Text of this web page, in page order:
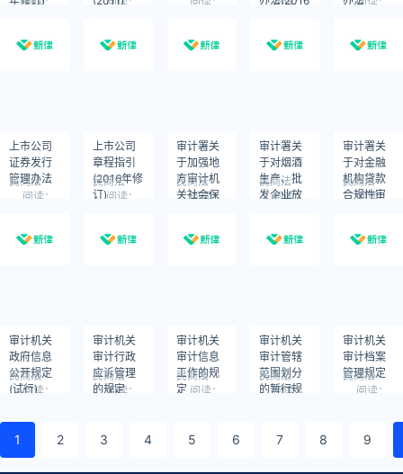
上市公司
证券发行
管理办法
民商法
阅读：
上市公司
章程指引
(2016年修
订)
民商法
阅读：
审计署关
于加强地
方审计机
关社会保
作的意见
民商法
阅读：
审计署关
于对烟酒
生产、批
发企业放
定期审计
民商法
阅读：
审计署关
于对金融
机构贷款
合规性审
民商法
阅读：
审计机关
政府信息
公开规定
(试行)
民商法
阅读：
审计机关
审计行政
应诉管理
的规定
民商法
阅读：
审计机关
审计信息
工作的规
定
民商法
阅读：
审计机关
审计管辖
范围划分
的暂行规
民商法
阅读：
审计机关
审计档案
管理规定
民商法
阅读：
1 2 3 4 5 6 7 8 9